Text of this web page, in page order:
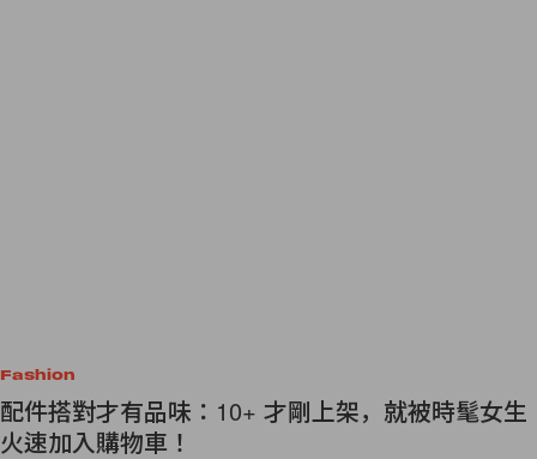
配件搭對才有品味：10+ 才剛上架，就被時髦女生
火速加入購物車！
買起來就對了！💸